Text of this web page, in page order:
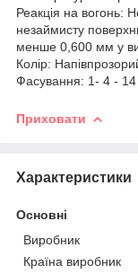
Реакція на вогонь:
незаймисту
менше 0,600 мм у
Колір:
Фасування: 1- 4 -
Приховати
Характеристики
Основні
Виробник
Країна виробник